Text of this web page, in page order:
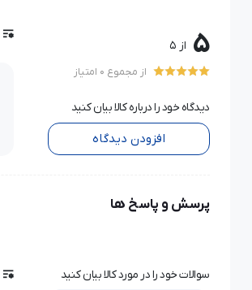
5 از 5
از مجموع 0 امتیاز
دیدگاه خود را درباره کالا بیان کنید
افزودن دیدگاه
پرسش و پاسخ ها
سوالات خود را در مورد کالا بیان کنید